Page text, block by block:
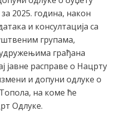
2025. година, након
и консултација са
групама,
грађана
јавне расправе о Нацрту
и допуни одлуке о
на коме ће
Одлуке.